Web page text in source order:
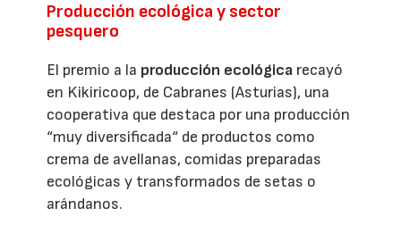
Producción ecológica y sector
pesquero
El premio a la producción ecológica recayó
en Kikiricoop, de Cabranes (Asturias), una
cooperativa que destaca por una producción
“muy diversificada“ de productos como
crema de avellanas, comidas preparadas
ecológicas y transformados de setas o
arándanos.